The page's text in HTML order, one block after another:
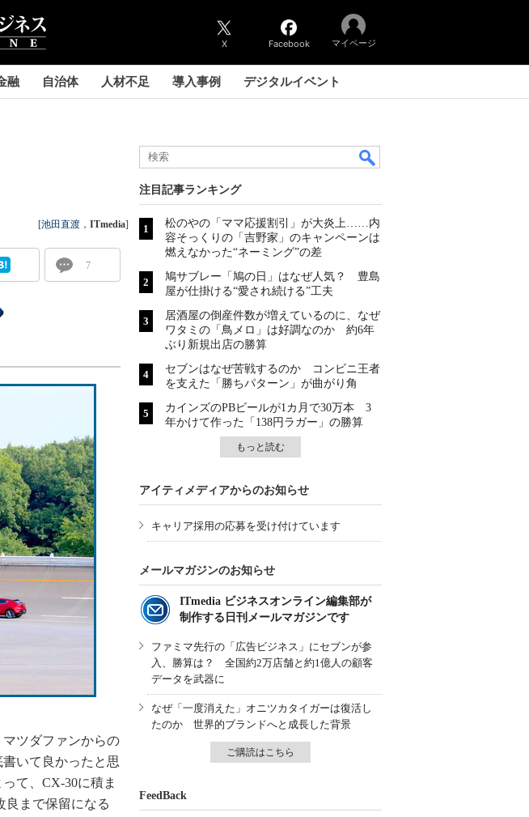
X Facebook マイページ
融 自治体 人材不足 導入事例 デジタルイベント
[池田直渡 ， ITmedia]
7
ツダファンからの
いて良かったと思
て、CX-30に積ま
良まで保留になる
注目記事ランキング
松のやの「ママ応援割引」が大炎上……内
容そっくりの「吉野家」のキャンペーンは
燃えなかった“ネーミング”の差
鳩サブレー「鳩の日」はなぜ人気？ 豊島
屋が仕掛ける“愛され続ける”工夫
居酒屋の倒産件数が増えているのに、なぜ
ワタミの「鳥メロ」は好調なのか 約6年
ぶり新規出店の勝算
セブンはなぜ苦戦するのか コンビニ王者
を支えた「勝ちパターン」が曲がり角
カインズのPBビールが1カ月で30万本 3
年かけて作った「138円ラガー」の勝算
もっと読む
アイティメディアからのお知らせ
キャリア採用の応募を受け付けています
メールマガジンのお知らせ
ITmedia ビジネスオンライン編集部が
制作する日刊メールマガジンです
ファミマ先行の「広告ビジネス」にセブンが参
入、勝算は？ 全国約2万店舗と約1億人の顧客
データを武器に
なぜ「一度消えた」オニツカタイガーは復活し
たのか 世界的ブランドへと成長した背景
ご購読はこちら
FeedBack